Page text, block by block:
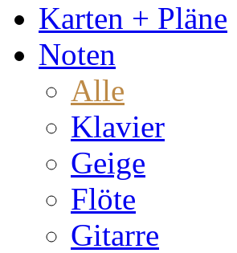
Karten + Pläne
Noten
Alle
Klavier
Geige
Flöte
Gitarre